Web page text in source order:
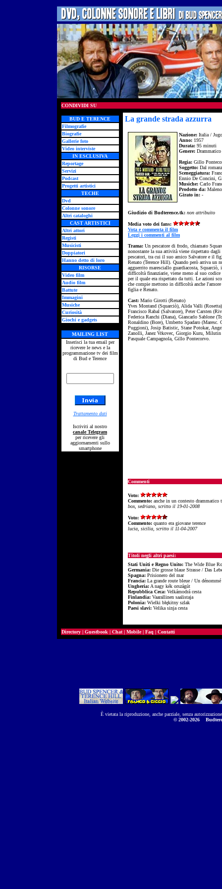
CONDIVIDI SU
BUD E TERENCE
Filmografie
Biografie
Gallerie foto
Video interviste
IN ESCLUSIVA
Reportage
Servizi
Podcast
Progetti artistici
TECHE
Dvd
Colonne sonore
Altri cataloghi
CAST ARTISTICI
Altri attori
Registi
Musicisti
Doppiatori
Hanno detto di loro
RISORSE
Video film
Audio film
Battute
Immagini
Musiche
Curiosità
Giochi e gadgets
MAILING LIST
Inserisci la tua email per
ricevere le news e la
programmazione tv dei film
di Bud e Terence
Trattamento dati
Iscriviti al nostro
canale Telegram
per ricevere gli
aggiornamenti sullo
smartphone
La grande strada azzurra
Nazione: Italia /
Anno: 1957
Durata: 95 minuti
Genere: Drammatico
Regia: Gillo
Soggetto: Dal
Sceneggiatura:
Ennio De Concini,
Musiche: Carlo
Prodotto da:
Girato in: -
Giudizio di Budterence.tk: non attribuito
Media voto dei fans:
Vota e commenta il film
Leggi i commenti al film
Trama: Un pescatore di frodo, chiamato
nonostante la sua attività viene rispettato
pescatori, tra cui il suo amico Salvatore e il
Renato (Terence Hill). Quando però arriva un
agguerrito maresciallo guardiacosta, Squarciò,
difficoltà finanziarie, viene meno al suo codice
per il quale era rispettato da tutti. Le azioni
che compie mettono in difficoltà anche l'amore
figlia e Renato.
Cast: Mario Girotti (Renato)
Yves Montand (Squarciò), Alida Valli
Francisco Rabal (Salvatore), Peter Carsten
Federica Ranchi (Diana), Giancarlo Sablone
Ronaldino (Bore), Umberto Spadaro (Maresc.
Puggioni), Josip Batistic, Stane Potokar,
Zanolli, Janez Vrkovec, Giorgio Kuru, Milutin
Pasquale Campagnola, Gillo Pontecorvo.
Commenti
Voto:
Commento: anche in un contesto
box, sedriano, scritto il 19-01-2008
Voto:
Commento: quanto era giovane terence
lucia, sicilia, scritto il 11-04-2007
Titoli negli altri paesi:
Stati Uniti e Regno Unito: The Wide Blue
Germania: Die grosse blaue Strasse / Das
Spagna: Prisionero del mar
Francia: La grande route bleue / Un
Ungheria: A nagy kék országút
Repubblica Ceca: Velkámodrá cesta
Finlandia: Vaarallinen saalistaja
Polonia: Wielki błękitny szlak
Paesi slavi: Velika sinja cesta
Directory | Guestbook | Chat | Mobile| Faq | Contatti
È vietata la riproduzione, anche parziale, senza
© 2002-2026